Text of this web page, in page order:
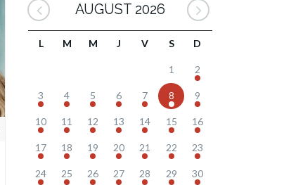
AUGUST 2026
L M M J V S D
1 2
3 4 5 6 7 8 9
10 11 12 13 14 15 16
17 18 19 20 21 22 23
24 25 26 27 28 29 30